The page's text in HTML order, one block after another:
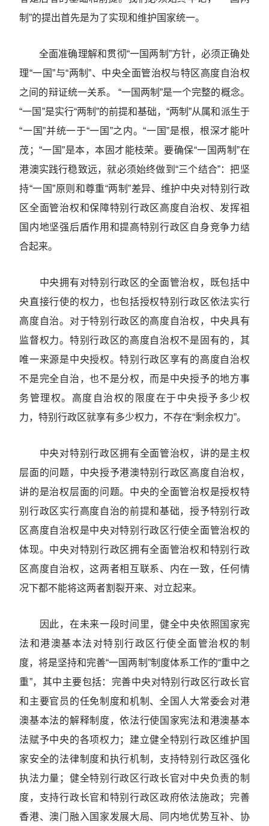
制”的提出首先是为了实现和维护国家统一。
全面准确理解和贯彻“一国两制”方针，必须正确处
理“一国”与“两制”、中央全面管治权与特区高度自治权
之间的辩证统一关系。 “一国两制”是一个完整的概念。
“一国”是实行“两制”的前提和基础，“两制”从属和派生于
“一国”并统一于“一国”之内。“一国”是根，根深才能叶
茂；“一国”是本，本固才能枝荣。要确保“一国两制”在
港澳实践行稳致远，就必须始终做到“三个结合”：把坚
持“一国”原则和尊重“两制”差异、维护中央对特别行政
区全面管治权和保障特别行政区高度自治权、发挥祖
国内地坚强后盾作用和提高特别行政区自身竞争力结
合起来。
中央拥有对特别行政区的全面管治权，既包括中
央直接行使的权力，也包括授权特别行政区依法实行
高度自治。对于特别行政区的高度自治权，中央具有
监督权力。特别行政区的高度自治权不是固有的，其
唯一来源是中央授权。特别行政区享有的高度自治权
不是完全自治，也不是分权，而是中央授予的地方事
务管理权。高度自治权的限度在于中央授予多少权
力，特别行政区就享有多少权力，不存在“剩余权力”。
中央对特别行政区拥有全面管治权，讲的是主权
层面的问题，中央授予港澳特别行政区高度自治权，
讲的是治权层面的问题。中央的全面管治权是授权特
别行政区实行高度自治的前提和基础，授予特别行政
区高度自治权是中央对特别行政区行使全面管治权的
体现。中央对特别行政区拥有全面管治权和特别行政
区高度自治权，这两者相互联系、内在一致，任何情
况下都不能将这两者割裂开来、对立起来。
因此，在未来一段时间里，健全中央依照国家宪
法和港澳基本法对特别行政区行使全面管治权的制
度，将是坚持和完善“一国两制”制度体系工作的“重中之
重”，其中主要包括：完善中央对特别行政区行政长官
和主要官员的任免制度和机制、全国人大常委会对港
澳基本法的解释制度，依法行使国家宪法和港澳基本
法赋予中央的各项权力；建立健全特别行政区维护国
家安全的法律制度和执行机制，支持特别行政区强化
执法力量；健全特别行政区行政长官对中央负责的制
度，支持行政长官和特别行政区政府依法施政；完善
香港、澳门融入国家发展大局、同内地优势互补、协